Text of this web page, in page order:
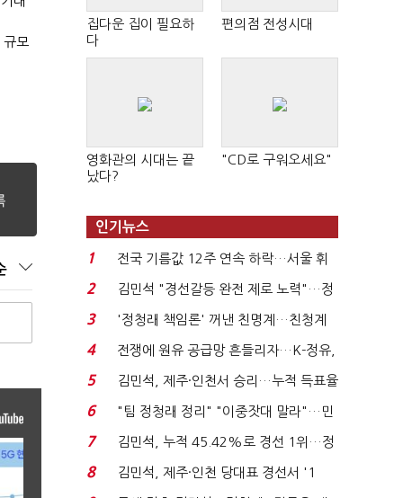
규모
집다운 집이 필요하
다
편의점 전성시대
영화관의 시대는 끝
났다?
"CD로 구워오세요"
인기뉴스
1
전국 기름값 12주 연속 하락…서울 휘
발윳값 1909원...
2
김민석 "경선갈등 완전 제로 노력"…정
청래 "반명 공세 사...
3
'정청래 책임론' 꺼낸 친명계…친청계
는 추가투표 때리기...
4
전쟁에 원유 공급망 흔들리자…K-정유,
에너지안보 핵심...
5
김민석, 제주·인천서 승리…누적 득표율
'1위 탈환'(종합)...
6
"팀 정청래 정리" "이중잣대 말라"…민
주 최고위원 계파 다...
7
김민석, 누적 45.42%로 경선 1위…정
청래와 격차 0.86%p(...
8
김민석, 제주·인천 당대표 경선서 '1
위'(1보)...